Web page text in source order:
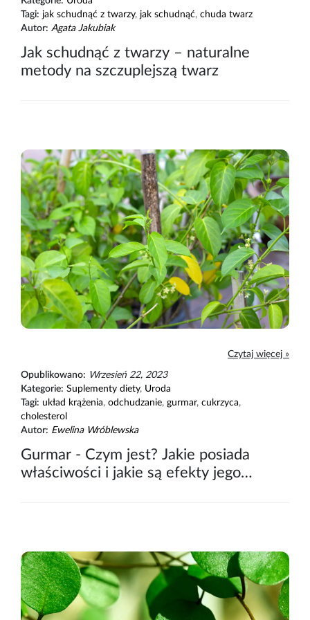
Tagi: jak schudnąć z twarzy, jak schudnąć, chuda twarz
Autor: Agata Jakubiak
Jak schudnąć z twarzy – naturalne
metody na szczuplejszą twarz
Czytaj więcej »
Opublikowano: Wrzesień 22, 2023
Kategorie: Suplementy diety, Uroda
Tagi: układ krążenia, odchudzanie, gurmar, cukrzyca,
cholesterol
Autor: Ewelina Wróblewska
Gurmar - Czym jest? Jakie posiada
właściwości i jakie są efekty jego